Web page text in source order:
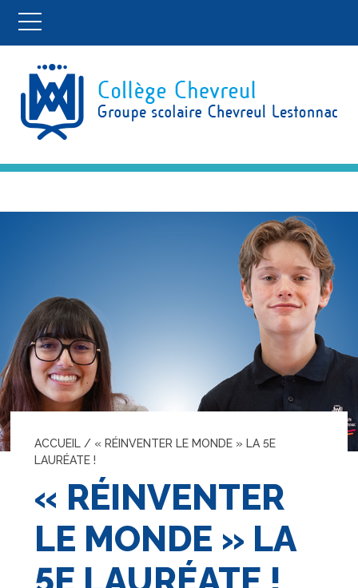
ACCUEIL / « RÉINVENTER LE MONDE » LA 5E
LAURÉATE !
« RÉINVENTER
LE MONDE » LA